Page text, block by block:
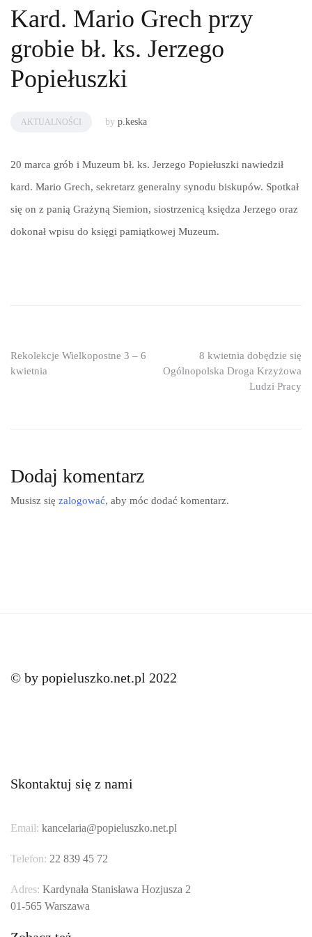
Kard. Mario Grech przy
grobie bł. ks. Jerzego
Popiełuszki
AKTUALNOŚCI by p.keska
20 marca grób i Muzeum bł. ks. Jerzego Popiełuszki nawiedził
kard. Mario Grech, sekretarz generalny synodu biskupów. Spotkał
się on z panią Grażyną Siemion, siostrzenicą księdza Jerzego oraz
dokonał wpisu do księgi pamiątkowej Muzeum.
Nawigacja
Rekolekcje Wielkopostne 3 – 6
kwietnia
8 kwietnia dobędzie się
Ogólnopolska Droga Krzyżowa
Ludzi Pracy
Dodaj komentarz
Musisz się zalogować, aby móc dodać komentarz.
© by popieluszko.net.pl 2022
Skontaktuj się z nami
Email: kancelaria@popieluszko.net.pl
Telefon: 22 839 45 72
Adres: Kardynała Stanisława Hozjusza 2
01-565 Warszawa